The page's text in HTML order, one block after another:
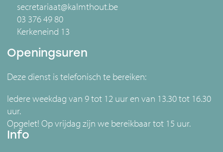
secretariaat@kalmthout.be
03 376 49 80
Kerkeneind 13
Openingsuren
Deze dienst is telefonisch te bereiken:
Iedere weekdag van 9 tot 12 uur en van 13.30 tot 16.30
uur.
Opgelet! Op vrijdag zijn we bereikbaar tot 15 uur.
Info